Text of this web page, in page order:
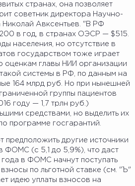
странах, она позволяет
советник директора Научно-
Авксентьев. "В РФ
в год, в странах ОЭСР — $515.
населения, но отсутствие в
государством тоже играет
оценкам главы НИИ организации
системы в РФ, по данным на
164 млрд руб. Но при нынешней
группы пациентов
году — 1,7 трлн руб.)
средствами, но выделить их
программе госгарантий.
предположить другие источники
ФОМС (с 5,1 до 5,9%), что даст
в ФОМС начнут поступать
по льготной ставке (см. "Ъ"
идею уплаты взносов на